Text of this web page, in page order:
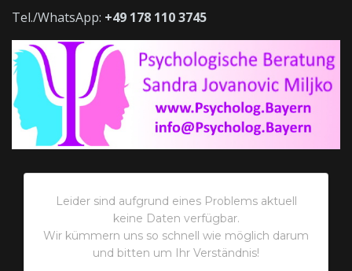
Tel./WhatsApp: +49 178 110 3745
Leider sind aufgrund eines Problems aktuell
keine Daten verfügbar.
Wir kümmern uns so schnell wie möglich darum
und bitten um Ihr Verständnis!